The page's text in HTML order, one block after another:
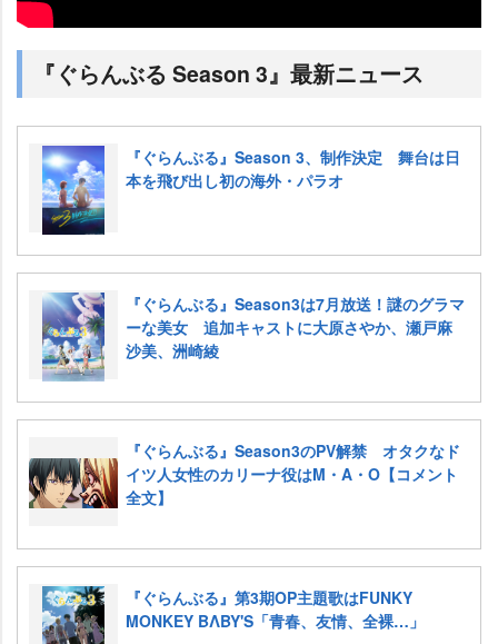
『ぐらんぶる Season 3』最新ニュース
『ぐらんぶる』Season 3、制作決定 舞台は日
本を飛び出し初の海外・パラオ
『ぐらんぶる』Season3は7月放送！謎のグラマ
ーな美女 追加キャストに大原さやか、瀬戸麻
沙美、洲崎綾
『ぐらんぶる』Season3のPV解禁 オタクなド
イツ人女性のカリーナ役はM・A・O【コメント
全文】
『ぐらんぶる』第3期OP主題歌はFUNKY
MONKEY BΛBY'S「青春、友情、全裸…」